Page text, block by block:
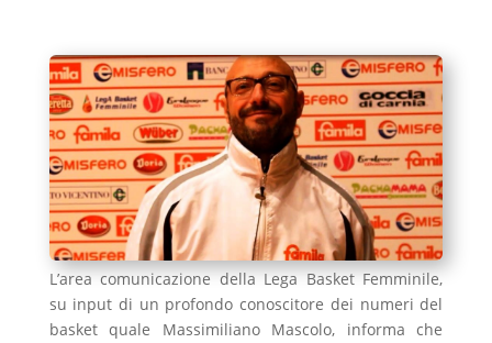
L’area comunicazione della Lega Basket Femminile,
su input di un profondo conoscitore dei numeri del
basket quale Massimiliano Mascolo, informa che